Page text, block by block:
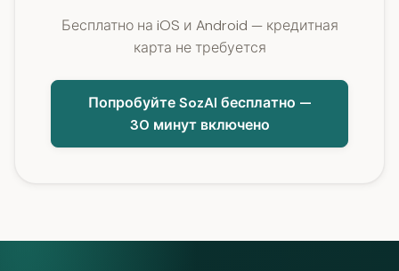
Бесплатно на iOS и Android — кредитная
карта не требуется
Попробуйте SozAI бесплатно —
30 минут включено